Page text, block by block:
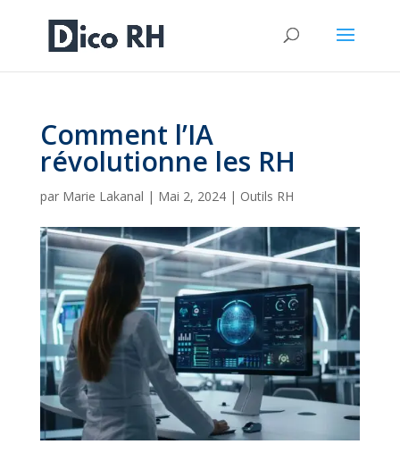
Comment l’IA
révolutionne les RH
par Marie Lakanal | Mai 2, 2024| Outils RH